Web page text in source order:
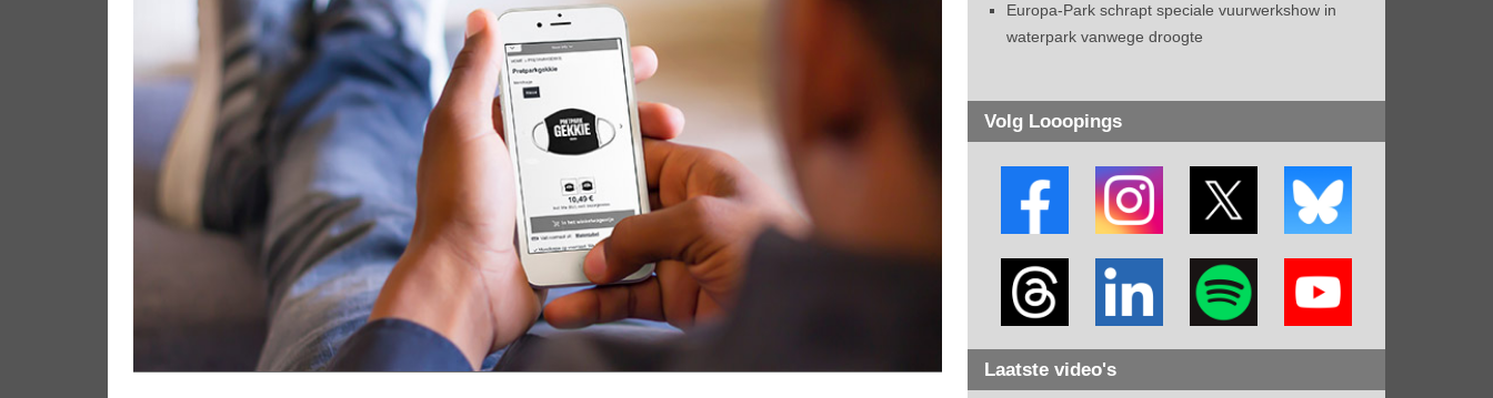
Europa-Park schrapt speciale vuurwerkshow in
waterpark vanwege droogte
Volg Looopings
Laatste video's